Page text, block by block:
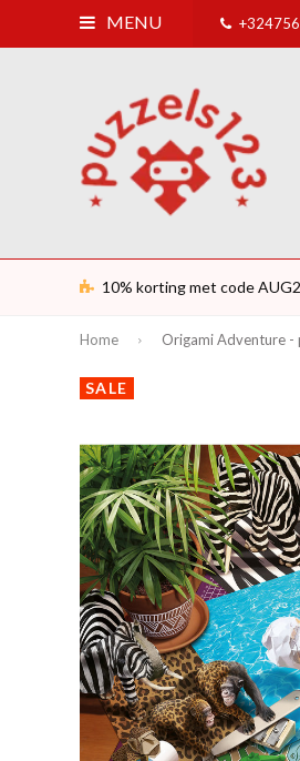
MENU
10% korting met code
Home Origami Adventure -
SALE